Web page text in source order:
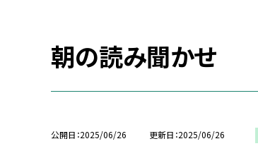
朝の読み聞かせ
公開日 2025/06/26 更新日 2025/06/26